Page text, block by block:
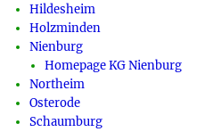
Hildesheim
Holzminden
Nienburg
Homepage KG Nienburg
Northeim
Osterode
Schaumburg